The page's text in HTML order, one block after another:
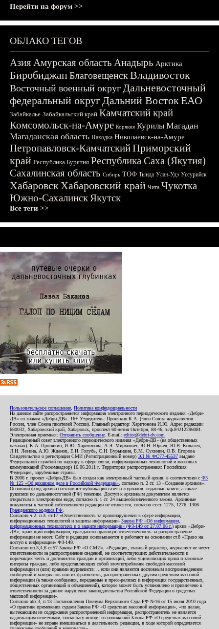
Перейти на форум >>
ОБЛАКО ТЕГОВ
АзияАмурская область Анадырь Арктика
БиробиджанБлаговещенскВладивосток
Восточный военный округДальневосточный
федеральный округДальний ВостокЕАО
Забайкалье Забайкальский край Камчатский край
Комсомольск-на-Амуре Корякия Курилы Магадан
Магаданская область Находка Николаевск-на-Амуре
Петропавловск-КамчатскийПриморский
край Республика Бурятия Республика Саха (Якутия)
Сахалинская область Сибирь ТОФ Тында Улан-Удэ Уссурийск
ХабаровскХабаровский край Чита Чукотка
Южно-СахалинскЯкутск
Все теги >>
Пользовательское соглашение Политика конфиденциальности
На данном сайте распространяется информация электронного периодического издания «Дебри-
ДВ» со знаком «Дебри-ДВ». 16+ Учредитель: Пронякин К.А. (член Союза журналистов
России, член Союза писателей России). Главный редактор: Харитонова И.Ю. Адрес редакции:
680032, Хабаровский край, Хабаровск, проспект 60-летия Октября, 88-46, т./ф.84212296081.
Электронная приемная: Отправить сообщение . E-mail: editor@debri-dv.com
Редакционный совет электронного периодического издания «Дебри-ДВ» (на общественных
началах): К.А. Пронякин, И.Ю. Харитонова, А.Э. Мирмович, Ю.Н. Юрьев, Ю.В. Ковалев,
Л.Н. Левина, А.Ю. Жданов, Е.Н. Голубь, С.Н. Бурындин, Б.М. Сухинин, О.В. Егорова
Свидетельство о регистрации СМИ (Регистрационный номер) ЭЛ № ФС77-45537 выдано
Федеральной службой по надзору в сфере связи, информационных технологий и массовых
коммуникаций (Роскомнадзор) 16.06.2011 г. Территория распространения: Российская
Федерация, зарубежные страны.
В 2006 г. проект «Дебри-ДВ» был создан как электронный частный архив, в соответствии с ФЗ
№ 125 «Об архивном деле в Российской Федерации» , согласно п. 2 ст. 13 «Создание архивов».
Основной фонд архива составляют публикации газет и журналов, изданные книги, а также
рукописи по дальневосточной (РФ) тематике. Доступ к архивным документам является
открытым в электронном виде, согласно п. 1 ст. 24 вышеобозначенного закона. Архивные
документы к частной собственности редакции не относятся, согласно ст.ст. 1275, 1276, 1306
Гражданского кодекса РФ
Согласно ч.2. п.3. ст.17 «Ответственность за правонарушения в сфере информации,
информационных технологий и защиты информации» Закона РФ «Об информации,
информационных технологиях и о защите информации» (ФЗ-149 от 27.07.06 г.) архив «Дебри-
ДВ», хранящий информацию, гражданско-правовую ответственность за распространение
информации не несет. Сайт и редакция основываются и работают на основании ст.8 «Право на
доступ к информации» ФЗ-149.
Согласно пп.3,4,6 ст.57 Закона РФ «О СМИ», «Редакция, главный редактор, журналист не несут
ответственности за распространение сведений, не соответствующих действительности и
порочащих честь и достоинство граждан и организаций, либо ущемляющих права и законные
интересы граждан, либо представляющих собой злоупотребление свободой массовой
информации и (или) правами журналиста: ...если они являются дословным воспроизведением
сообщений и материалов или их фрагментов, распространенных другим средством массовой
информации (а также сообщения, переданные в пресс-релизах и информация государственных,
общественных организаций и объединений), которое может быть установлено и привлечено к
ответственности за данное нарушение законодательства Российской Федерации о средствах
массовой информации».
Согласно абз.3, п.13 Постановления Пленума Верховного Суда РФ №16 от 15 июня 2010 года
«О практике применения судами Закона РФ «О средствах массовой информации», «по делам,
вытекающим из содержания распространенной информации, распространитель не является
надлежащим ответчиком, поскольку исходя из положений Закона РФ «О средствах массовой
информации» не вправе вмешиваться в деятельность редакции, в ходе которой определяется